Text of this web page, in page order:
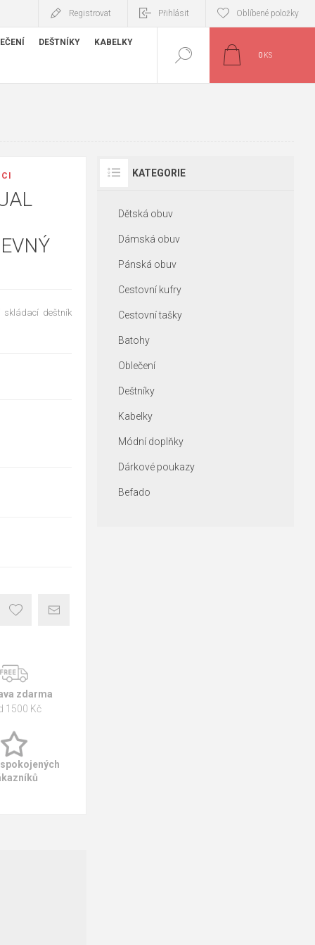
Registrovat Přihlásit Oblíbené položky
DEŠTNÍKY KABELKY
0 KS
skládací deštník
zdarma
1500 Kč
KATEGORIE
Dětská obuv
Dámská obuv
Pánská obuv
Cestovní kufry
Cestovní tašky
Batohy
Oblečení
Deštníky
Kabelky
Módní doplňky
Dárkové poukazy
Befado